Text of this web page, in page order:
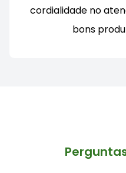
cordialidade no
bons